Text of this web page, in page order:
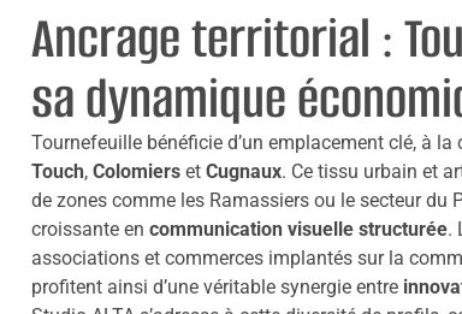
Ancrage territorial :
sa dynamique
Tournefeuille bénéficie d’un emplacement clé, à la
Touch, Colomiers et Cugnaux. Ce tissu urbain et
de zones comme les Ramassiers ou le secteur du
croissante en communication visuelle structurée.
associations et commerces implantés sur la
profitent ainsi d’une véritable synergie entre